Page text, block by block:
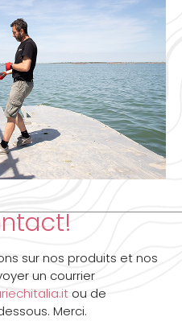
sur nos produits et nos
un courrier
ou de
Merci.